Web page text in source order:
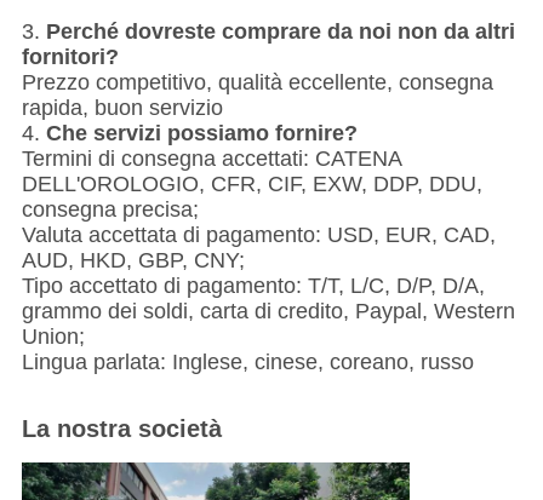
3. Perché dovreste comprare da noi non da altri
fornitori?
Prezzo competitivo, qualità eccellente, consegna
rapida, buon servizio
4. Che servizi possiamo fornire?
Termini di consegna accettati: CATENA
DELL'OROLOGIO, CFR, CIF, EXW, DDP, DDU,
consegna precisa;
Valuta accettata di pagamento: USD, EUR, CAD,
AUD, HKD, GBP, CNY;
Tipo accettato di pagamento: T/T, L/C, D/P, D/A,
grammo dei soldi, carta di credito, Paypal, Western
Union;
Lingua parlata: Inglese, cinese, coreano, russo
La nostra società